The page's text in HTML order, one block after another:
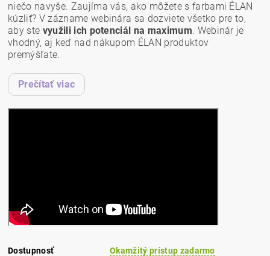
niečo navyše. Zaujíma vás, ako môžete s farbami ÉLAN
kúzliť? V zázname webinára sa dozviete všetko pre to,
aby ste využili ich potenciál na maximum. Webinár je
vhodný, aj keď nad nákupom ÉLAN produktov
premýšľate.
Prečítať viac
Dostupnosť Okamžitý prístup zadarmo